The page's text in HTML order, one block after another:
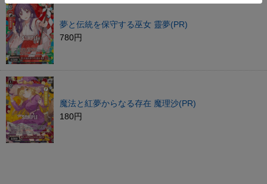
夢と伝統を保守する巫女 靈夢(PR)
780円
魔法と紅夢からなる存在 魔理沙(PR)
180円